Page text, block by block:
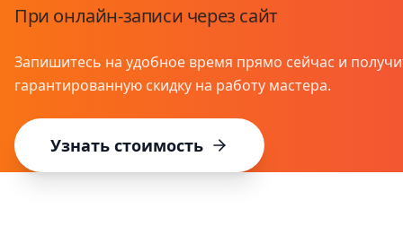
При онлайн-записи через сайт
Запишитесь на удобное время прямо сейчас и
гарантированную скидку на работу мастера.
Узнать стоимость